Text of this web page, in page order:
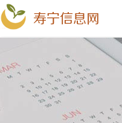
寿宁信息网